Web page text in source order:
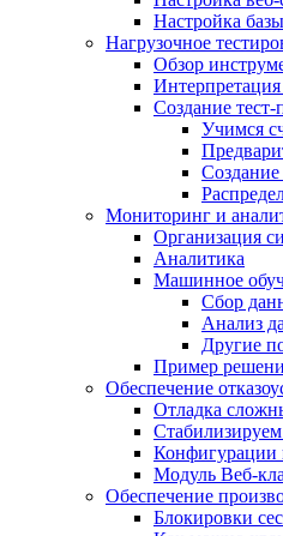
Настройка
Нагрузочное
Обзор
Интерпретация
Создание
Учимся
Создание
Мониторинг и
Организация
Аналитика
Машинное
Сбор
Анализ
Другие
Пример
Обеспечение
Отладка
Конфигурации
Модуль Веб-
Обеспечение
Блокировки